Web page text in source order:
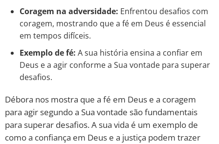
Coragem na adversidade: Enfrentou desafios com
coragem, mostrando que a fé em Deus é essencial
em tempos difíceis.
Exemplo de fé: A sua história ensina a confiar em
Deus e a agir conforme a Sua vontade para superar
desafios.
Débora nos mostra que a fé em Deus e a coragem
para agir segundo a Sua vontade são fundamentais
para superar desafios. A sua vida é um exemplo de
como a confiança em Deus e a justiça podem trazer